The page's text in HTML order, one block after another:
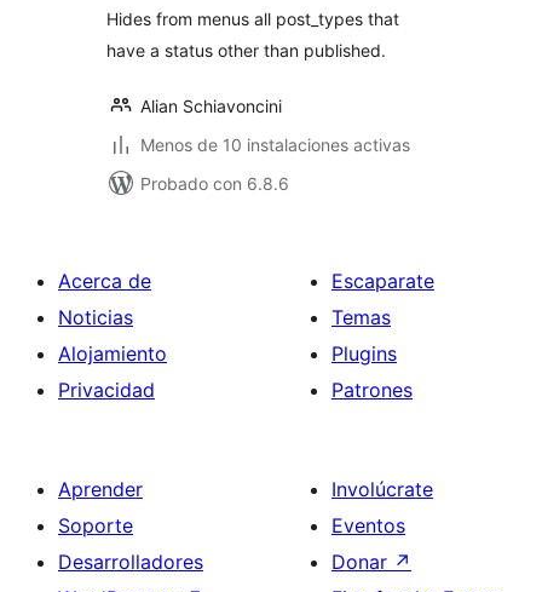
Hides from menus all post_types that
have a status other than published.
Alian Schiavoncini
Menos de 10 instalaciones activas
Probado con 6.8.6
Acerca de
Noticias
Alojamiento
Privacidad
Escaparate
Temas
Plugins
Patrones
Aprender
Soporte
Desarrolladores
Involúcrate
Eventos
Donar ↗